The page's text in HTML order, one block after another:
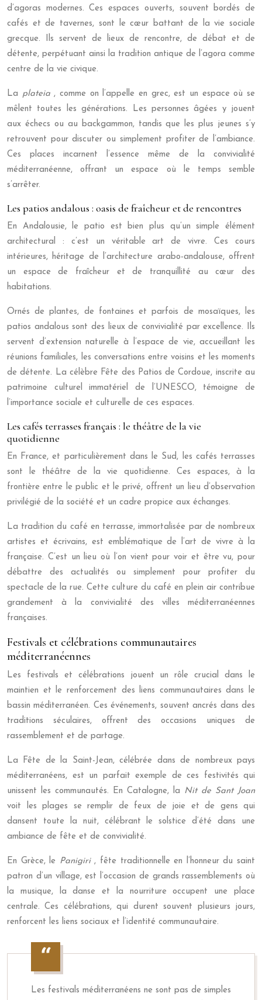
d’agoras modernes. Ces espaces ouverts, souvent bordés de
cafés et de tavernes, sont le cœur battant de la vie sociale
grecque. Ils servent de lieux de rencontre, de débat et de
détente, perpétuant ainsi la tradition antique de l’agora comme
centre de la vie civique.
La plateia , comme on l’appelle en grec, est un espace où se
mêlent toutes les générations. Les personnes âgées y jouent
aux échecs ou au backgammon, tandis que les plus jeunes s’y
retrouvent pour discuter ou simplement profiter de l’ambiance.
Ces places incarnent l’essence même de la convivialité
méditerranéenne, offrant un espace où le temps semble
s’arrêter.
Les patios andalous : oasis de fraîcheur et de rencontres
En Andalousie, le patio est bien plus qu’un simple élément
architectural : c’est un véritable art de vivre. Ces cours
intérieures, héritage de l’architecture arabo-andalouse, offrent
un espace de fraîcheur et de tranquillité au cœur des
habitations.
Ornés de plantes, de fontaines et parfois de mosaïques, les
patios andalous sont des lieux de convivialité par excellence. Ils
servent d’extension naturelle à l’espace de vie, accueillant les
réunions familiales, les conversations entre voisins et les moments
de détente. La célèbre Fête des Patios de Cordoue, inscrite au
patrimoine culturel immatériel de l’UNESCO, témoigne de
l’importance sociale et culturelle de ces espaces.
Les cafés terrasses français : le théâtre de la vie
quotidienne
En France, et particulièrement dans le Sud, les cafés terrasses
sont le théâtre de la vie quotidienne. Ces espaces, à la
frontière entre le public et le privé, offrent un lieu d’observation
privilégié de la société et un cadre propice aux échanges.
La tradition du café en terrasse, immortalisée par de nombreux
artistes et écrivains, est emblématique de l’art de vivre à la
française. C’est un lieu où l’on vient pour voir et être vu, pour
débattre des actualités ou simplement pour profiter du
spectacle de la rue. Cette culture du café en plein air contribue
grandement à la convivialité des villes méditerranéennes
françaises.
Festivals et célébrations communautaires
méditerranéennes
Les festivals et célébrations jouent un rôle crucial dans le
maintien et le renforcement des liens communautaires dans le
bassin méditerranéen. Ces événements, souvent ancrés dans des
traditions séculaires, offrent des occasions uniques de
rassemblement et de partage.
La Fête de la Saint-Jean, célébrée dans de nombreux pays
méditerranéens, est un parfait exemple de ces festivités qui
unissent les communautés. En Catalogne, la Nit de Sant Joan
voit les plages se remplir de feux de joie et de gens qui
dansent toute la nuit, célébrant le solstice d’été dans une
ambiance de fête et de convivialité.
En Grèce, le Panigiri , fête traditionnelle en l’honneur du saint
patron d’un village, est l’occasion de grands rassemblements où
la musique, la danse et la nourriture occupent une place
centrale. Ces célébrations, qui durent souvent plusieurs jours,
renforcent les liens sociaux et l’identité communautaire.
Les festivals méditerranéens ne sont pas de simples